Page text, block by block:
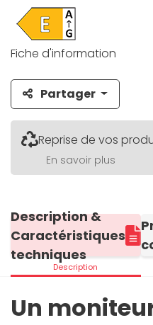
Fiche d'information
Partager
Reprise de vos
En savoir plus
Description &
Caractéristiques
techniques
Description
Un moniteur